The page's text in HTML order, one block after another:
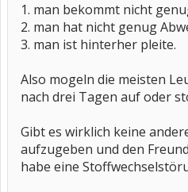
1. man bekommt nicht
2. man hat nicht genug
3. man ist hinterher pleite.
Also mogeln die meisten
nach drei Tagen auf oder
Gibt es wirklich keine
aufzugeben und den
habe eine